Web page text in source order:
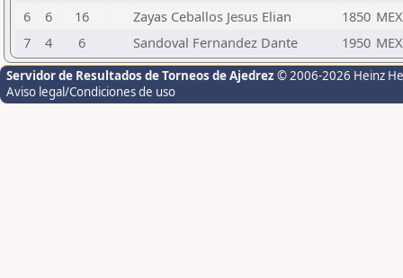
6
6 16 Zayas Ceballos Jesus Elian 1850 MEX
7
4 6 Sandoval Fernandez Dante 1950 MEX
Servidor de Resultados de Torneos de Ajedrez © 2006-2026 Heinz
Aviso legal/Condiciones de uso